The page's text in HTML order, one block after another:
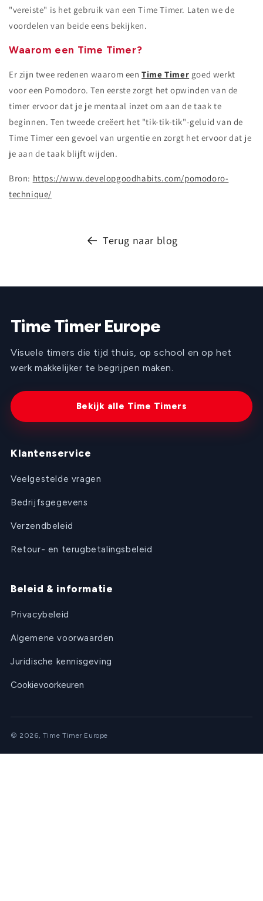
"vereiste" is het gebruik van een Time Timer. Laten we de
voordelen van beide eens bekijken.
Waarom een ​​Time Timer?
Er zijn twee redenen waarom een​​Time Timer goed werkt
voor een Pomodoro. Ten eerste zorgt het opwinden van de
timer ervoor dat je je mentaal inzet om aan de taak te
beginnen. Ten tweede creëert het "tik-tik-tik"-geluid van de
Time Timer een gevoel van urgentie en zorgt het ervoor dat je
je aan de taak blijft wijden.
Bron: https://www.developgoodhabits.com/pomodoro-
technique/
Terug naar blog
Time Timer Europe
Visuele timers die tijd thuis, op school en op het
werk makkelijker te begrijpen maken.
Bekijk alle Time Timers
Klantenservice
Veelgestelde vragen
Bedrijfsgegevens
Verzendbeleid
Retour- en terugbetalingsbeleid
Beleid & informatie
Privacybeleid
Algemene voorwaarden
Juridische kennisgeving
Cookievoorkeuren
© 2026, Time Timer Europe